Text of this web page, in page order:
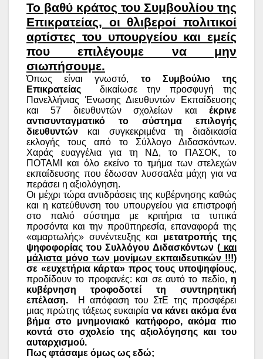
Το βαθύ κράτος του Συμβουλίου της
Επικρατείας, οι θλιβεροί πολιτικοί
αρτίστες του υπουργείου και εμείς
που επιλέγουμε να μην
σιωπήσουμε.
Όπως είναι γνωστό,
το Συμβούλιο της
Επικρατείας
δικαίωσε την προσφυγή της
Πανελλήνιας Ένωσης Διευθυντών Εκπαίδευσης
και 57 διευθυντών σχολείων και
έκρινε
αντισυνταγματικό το σύστημα επιλογής
διευθυντών
και συγκεκριμένα τη διαδικασία
εκλογής τους από το Σύλλογο Διδασκόντων.
Χαράς ευαγγέλια για τη ΝΔ, το ΠΑΣΟΚ, το
ΠΟΤΑΜΙ και όλο εκείνο το τμήμα των στελεχών
εκπαίδευσης που έδωσαν λυσσαλέα μάχη για να
περάσει η αξιολόγηση.
Οι μέχρι τώρα αντιδράσεις της κυβέρνησης καθώς
και η κατεύθυνση του υπουργείου για επιστροφή
στο παλιό σύστημα με κριτήρια τα τυπικά
προσόντα και την προϋπηρεσία, επαναφορά της
«αμαρτωλής» συνέντευξης και
μετατροπής της
ψηφοφορίας του Συλλόγου Διδασκόντων (και
μάλιστα μόνο των μονίμων εκπαιδευτικών !!!)
σε «ευχετήρια κάρτα» προς τους υποψηφίους,
προδίδουν το προφανές: και σε αυτό το πεδίο, η
κυβέρνηση τροφοδοτεί τη συντηρητική
επέλαση.
Η απόφαση του ΣτΕ της προσφέρει
μιας πρώτης τάξεως ευκαιρία να κάνει ακόμα ένα
βήμα στο μνημονιακό κατήφορο, ακόμα πιο
κοντά στο σχολείο της αξιολόγησης και του
αυταρχισμού.
Πως φτάσαμε όμως ως εδώ;